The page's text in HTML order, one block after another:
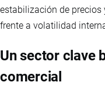
estabilización de
frente a volatilidad
Un sector clave
comercial